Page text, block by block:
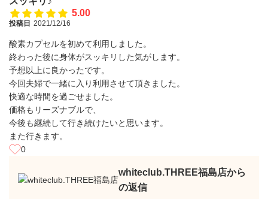
5.00
投稿日 2021/12/16
酸素カプセルを初めて利用しました。
終わった後に身体がスッキリした気がします。
予想以上に良かったです。
今回夫婦で一緒に入り利用させて頂きました。
快適な時間を過ごせました。
価格もリーズナブルで、
今後も継続して行き続けたいと思います。
また行きます。
0
whiteclub.THREE福島店から
の返信